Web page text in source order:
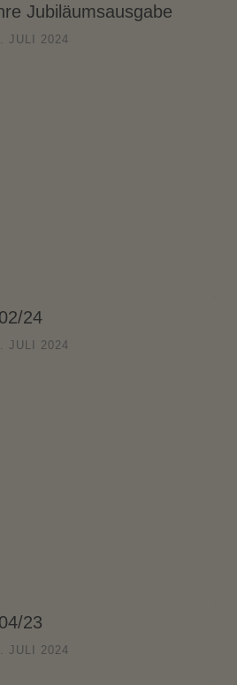
Jubiläumsausgabe
JULI 2024
24
JULI 2024
23
JULI 2024